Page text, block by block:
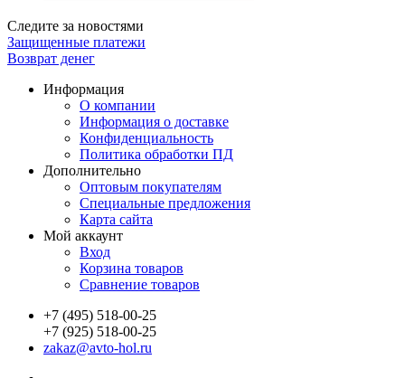
Следите за новостями
Защищенные платежи
Возврат денег
Информация
О компании
Информация о доставке
Конфиденциальность
Политика обработки ПД
Дополнительно
Оптовым покупателям
Специальные предложения
Карта сайта
Мой аккаунт
Вход
Корзина товаров
Сравнение товаров
+7 (495) 518-00-25
+7 (925) 518-00-25
zakaz@avto-hol.ru